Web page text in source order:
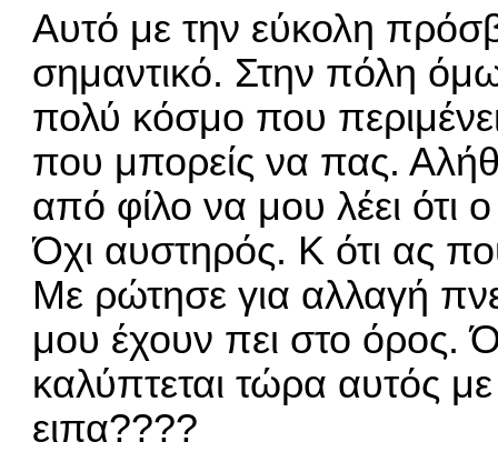
Αυτό με την εύκολη
σημαντικό. Στην πόλη
πολύ κόσμο που
που μπορείς να πας.
από φίλο να μου λέει ότι
Όχι αυστηρός. Κ ότι ας
Με ρώτησε για αλλαγή
μου έχουν πει στο όρος.
καλύπτεται τώρα αυτός
ειπα????